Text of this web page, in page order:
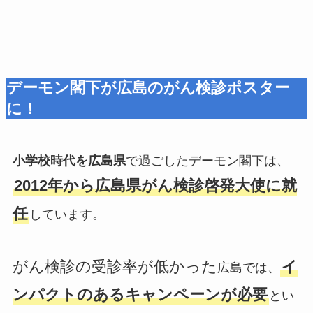
デーモン閣下が広島のがん検診ポスター
に！
小学校時代を広島県で過ごしたデーモン閣下は、
2012年から広島県がん検診啓発大使に就
任しています。
がん検診の受診率が低かった 広島では、 イ
ンパクトのあるキャンペーンが必要とい